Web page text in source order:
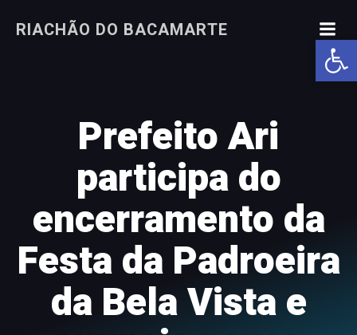
Abrir
para
RIACHÃO DO BACAMARTE
Prefeito Ari
participa do
encerramento da
Festa da Padroeira
da Bela Vista e